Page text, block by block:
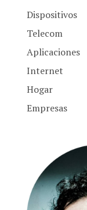
Dispositivos
Telecom
Aplicaciones
Internet
Hogar
Empresas